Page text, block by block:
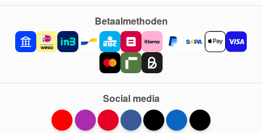
Betaalmethoden
Social media